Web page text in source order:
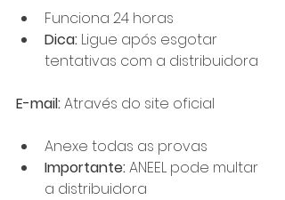
Funciona 24 horas
Dica: Ligue após esgotar
tentativas com a distribuidora
E-mail: Através do site oficial
Anexe todas as provas
Importante: ANEEL pode multar
a distribuidora